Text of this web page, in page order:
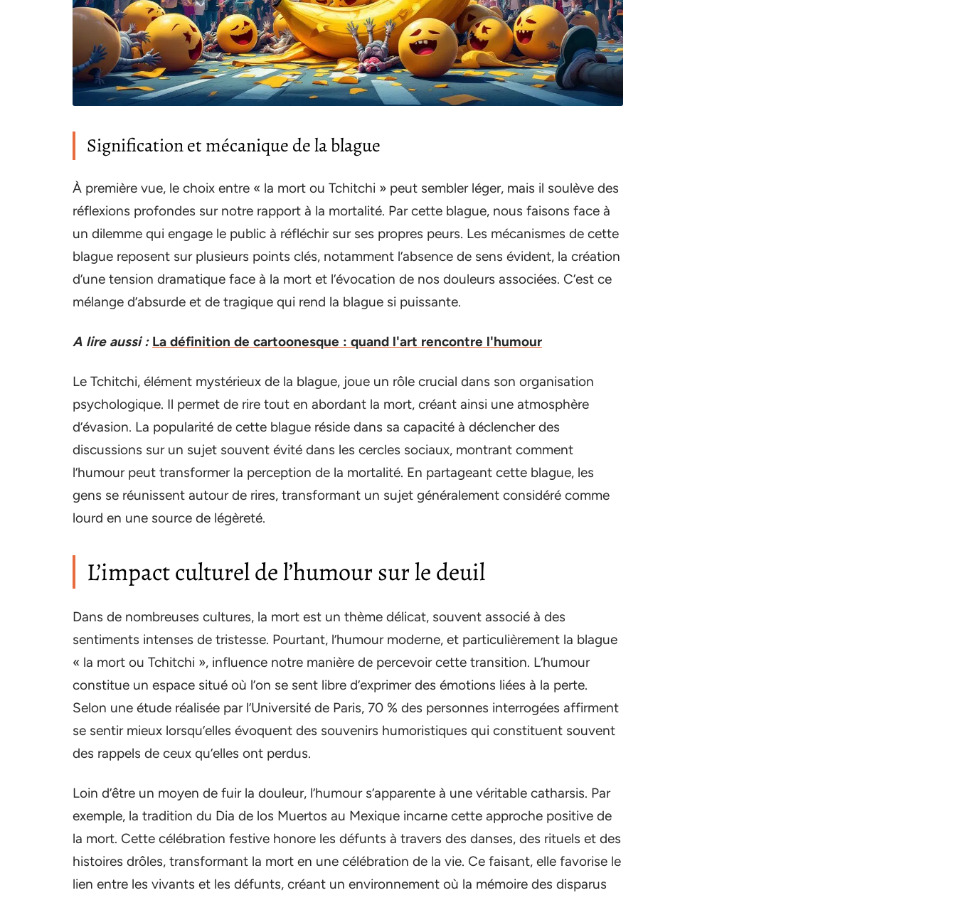
Signification et mécanique de la blague
À première vue, le choix entre « la mort ou Tchitchi » peut sembler léger, mais il soulève des
réflexions profondes sur notre rapport à la mortalité. Par cette blague, nous faisons face à
un dilemme qui engage le public à réfléchir sur ses propres peurs. Les mécanismes de cette
blague reposent sur plusieurs points clés, notamment l’absence de sens évident, la création
d’une tension dramatique face à la mort et l’évocation de nos douleurs associées. C’est ce
mélange d’absurde et de tragique qui rend la blague si puissante.
A lire aussi : La définition de cartoonesque : quand l'art rencontre l'humour
Le Tchitchi, élément mystérieux de la blague, joue un rôle crucial dans son organisation
psychologique. Il permet de rire tout en abordant la mort, créant ainsi une atmosphère
d’évasion. La popularité de cette blague réside dans sa capacité à déclencher des
discussions sur un sujet souvent évité dans les cercles sociaux, montrant comment
l’humour peut transformer la perception de la mortalité. En partageant cette blague, les
gens se réunissent autour de rires, transformant un sujet généralement considéré comme
lourd en une source de légèreté.
L’impact culturel de l’humour sur le deuil
Dans de nombreuses cultures, la mort est un thème délicat, souvent associé à des
sentiments intenses de tristesse. Pourtant, l’humour moderne, et particulièrement la blague
« la mort ou Tchitchi », influence notre manière de percevoir cette transition. L’humour
constitue un espace situé où l’on se sent libre d’exprimer des émotions liées à la perte.
Selon une étude réalisée par l’Université de Paris, 70 % des personnes interrogées affirment
se sentir mieux lorsqu’elles évoquent des souvenirs humoristiques qui constituent souvent
des rappels de ceux qu’elles ont perdus.
Loin d’être un moyen de fuir la douleur, l’humour s’apparente à une véritable catharsis. Par
exemple, la tradition du Dia de los Muertos au Mexique incarne cette approche positive de
la mort. Cette célébration festive honore les défunts à travers des danses, des rituels et des
histoires drôles, transformant la mort en une célébration de la vie. Ce faisant, elle favorise le
lien entre les vivants et les défunts, créant un environnement où la mémoire des disparus